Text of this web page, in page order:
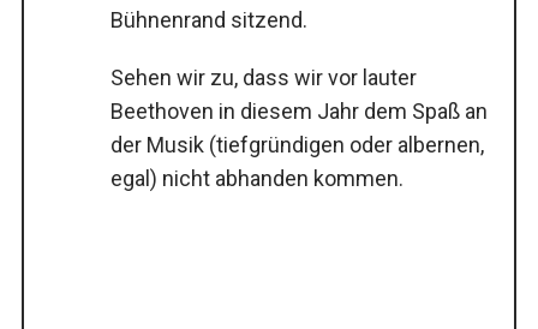
Bühnenrand sitzend.
Sehen wir zu, dass wir vor lauter
Beethoven in diesem Jahr dem Spaß an
der Musik (tiefgründigen oder albernen,
egal) nicht abhanden kommen.